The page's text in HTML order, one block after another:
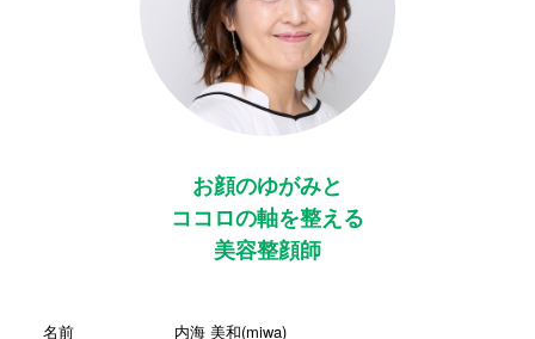
お顔のゆがみと
ココロの軸を整える
美容整顔師
名前 内海 美和(miwa)